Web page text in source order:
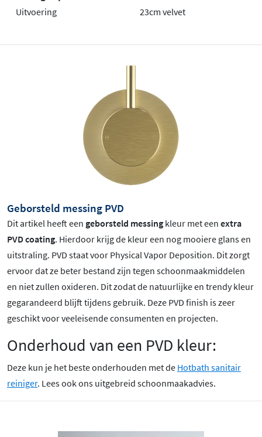
Uitvoering 23cm velvet
Geborsteld messing PVD
Dit artikel heeft een geborsteld messing kleur met een extra
PVD coating. Hierdoor krijg de kleur een nog mooiere glans en
uitstraling. PVD staat voor Physical Vapor Deposition. Dit zorgt
ervoor dat ze beter bestand zijn tegen schoonmaakmiddelen
en niet zullen oxideren. Dit zodat de natuurlijke en trendy kleur
gegarandeerd blijft tijdens gebruik. Deze PVD finish is zeer
geschikt voor veeleisende consumenten en projecten.
Onderhoud van een PVD kleur:
Deze kun je het beste onderhouden met de Hotbath sanitair
reiniger. Lees ook ons uitgebreid schoonmaakadvies.